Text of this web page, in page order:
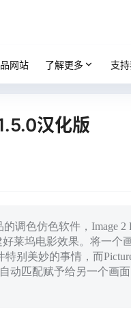
网站 了解更多 支
汉化版
调色仿色软件，Image
莱坞电影效果。将一个
别美妙的事情，而
动匹配赋予给另一个画